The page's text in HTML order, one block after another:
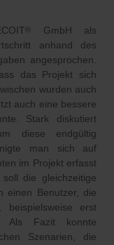
®
GmbH als
anhand des
angesprochen.
das Projekt sich
wurden auch
auch eine bessere
Stark diskutiert
diese endgültig
man sich auf
im Projekt erfasst
die gleichzeitige
einen Benutzer, die
erst
Als Fazit konnte
Szenarien, die